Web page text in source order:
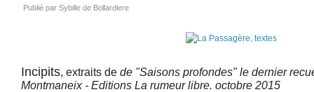
Publié par Sybille de Bollardiere
Incipits, extraits de de "Saisons profondes" le dernier
Montmaneix - Editions La rumeur libre. octobre 2015